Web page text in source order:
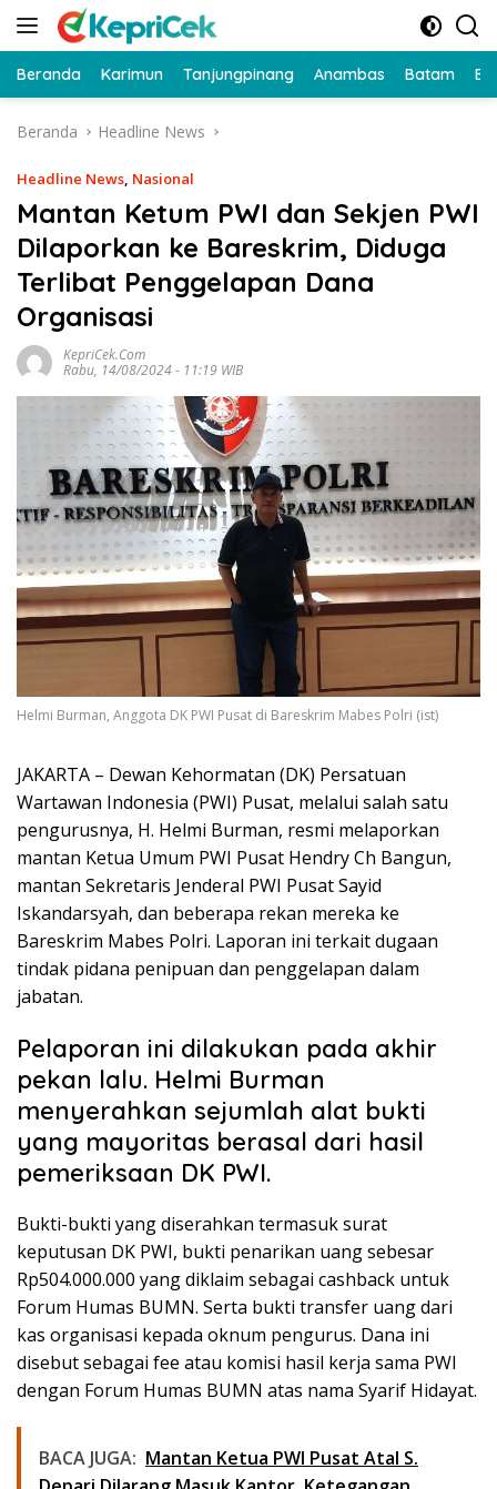
Langsung
Beranda Karimun Tanjungpinang Anambas Batam
Beranda Headline News
Headline News, Nasional
Mantan Ketum PWI dan Sekjen PWI
Dilaporkan ke Bareskrim, Diduga
Terlibat Penggelapan Dana
Organisasi
KepriCek.com
Rabu, 14/08/2024 - 11:19 WIB
Helmi Burman, Anggota DK PWI Pusat di Bareskrim Mabes Polri (ist)
JAKARTA – Dewan Kehormatan (DK) Persatuan
Wartawan Indonesia (PWI) Pusat, melalui salah satu
pengurusnya, H. Helmi Burman, resmi melaporkan
mantan Ketua Umum PWI Pusat Hendry Ch Bangun,
mantan Sekretaris Jenderal PWI Pusat Sayid
Iskandarsyah, dan beberapa rekan mereka ke
Bareskrim Mabes Polri. Laporan ini terkait dugaan
tindak pidana penipuan dan penggelapan dalam
jabatan.
Pelaporan ini dilakukan pada akhir
pekan lalu. Helmi Burman
menyerahkan sejumlah alat bukti
yang mayoritas berasal dari hasil
pemeriksaan DK PWI.
Bukti-bukti yang diserahkan termasuk surat
keputusan DK PWI, bukti penarikan uang sebesar
Rp504.000.000 yang diklaim sebagai cashback untuk
Forum Humas BUMN. Serta bukti transfer uang dari
kas organisasi kepada oknum pengurus. Dana ini
disebut sebagai fee atau komisi hasil kerja sama PWI
dengan Forum Humas BUMN atas nama Syarif Hidayat.
BACA JUGA: Mantan Ketua PWI Pusat Atal S.